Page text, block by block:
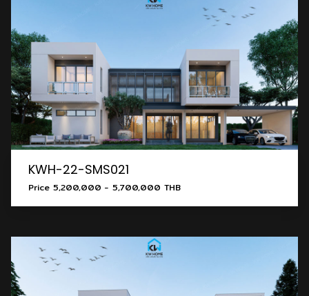
KWH-22-SMS021
Price 5,200,000 - 5,700,000 THB